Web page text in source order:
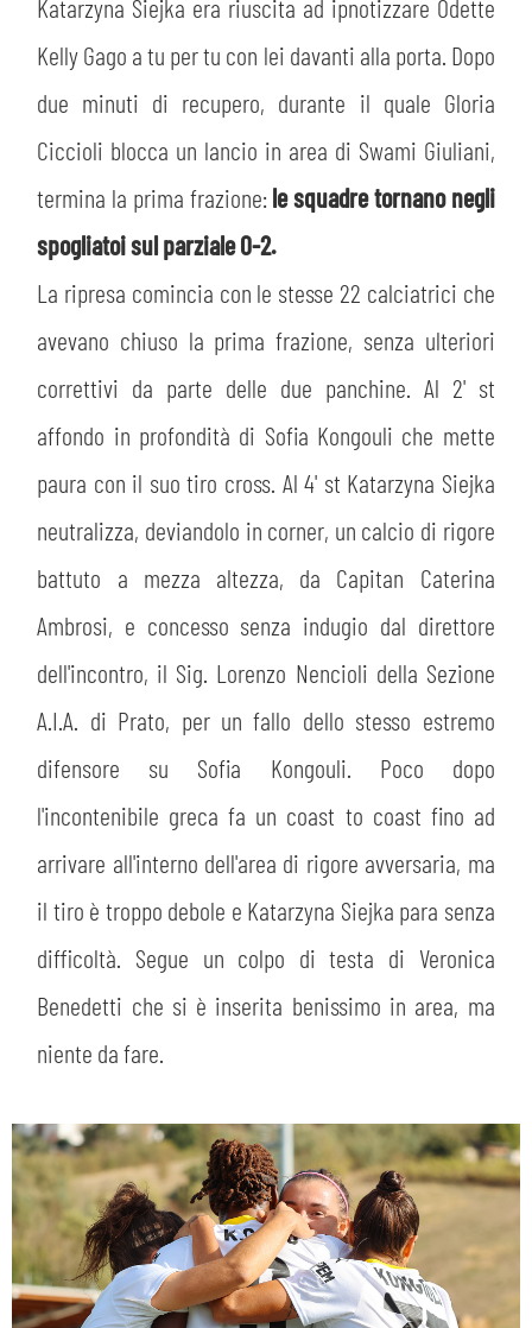
Katarzyna Siejka era riuscita ad ipnotizzare Odette
Kelly Gago a tu per tu con lei davanti alla porta. Dopo
due minuti di recupero, durante il quale Gloria
Ciccioli blocca un lancio in area di Swami Giuliani,
termina la prima frazione:le squadre tornano negli
spogliatoi sul parziale 0-2.
La ripresa comincia con le stesse 22 calciatrici che
avevano chiuso la prima frazione, senza ulteriori
correttivi da parte delle due panchine. Al 2' st
affondo in profondità di Sofia Kongouli che mette
paura con il suo tiro cross. Al 4' st Katarzyna Siejka
neutralizza, deviandolo in corner, un calcio di rigore
battuto a mezza altezza, da Capitan Caterina
Ambrosi, e concesso senza indugio dal direttore
dell'incontro, il Sig. Lorenzo Nencioli della Sezione
A.I.A. di Prato, per un fallo dello stesso estremo
difensore su Sofia Kongouli. Poco dopo
l'incontenibile greca fa un coast to coast fino ad
arrivare all'interno dell'area di rigore avversaria, ma
il tiro è troppo debole e Katarzyna Siejka para senza
difficoltà. Segue un colpo di testa di Veronica
Benedetti che si è inserita benissimo in area, ma
niente da fare.